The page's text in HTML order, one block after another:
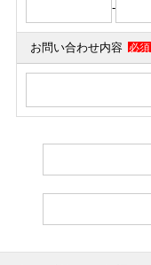
-
お問い合わせ内容 必須